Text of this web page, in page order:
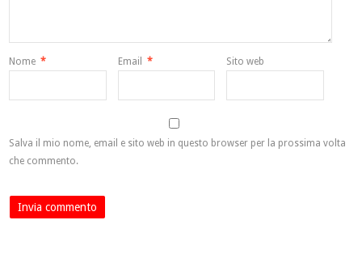
Nome * Email * Sito web
Salva il mio nome, email e sito web in questo browser per la prossima volta
che commento.